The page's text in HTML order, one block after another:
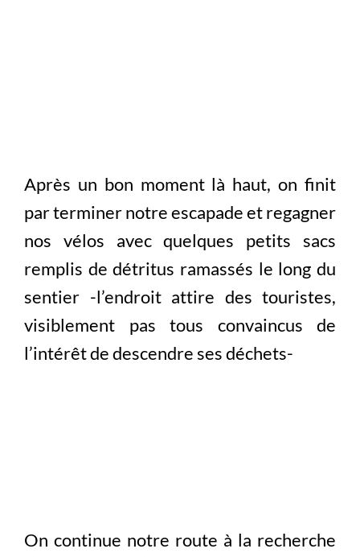
Après un bon moment là haut, on finit
par terminer notre escapade et regagner
nos vélos avec quelques petits sacs
remplis de détritus ramassés le long du
sentier -l’endroit attire des touristes,
visiblement pas tous convaincus de
l’intérêt de descendre ses déchets-
On continue notre route à la recherche